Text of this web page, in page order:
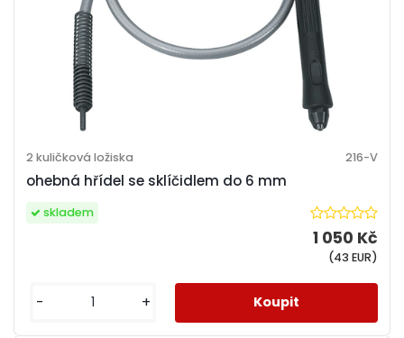
ohebná hřídel se sklíčidlem do 6 mm
2 kuličková ložiska 216-V
1 050 Kč
(43 EUR)
skladem
- +